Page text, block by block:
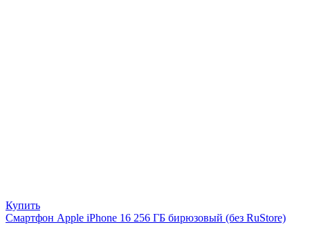
Купить
Смартфон Apple iPhone 16 256 ГБ бирюзовый (без RuStore)